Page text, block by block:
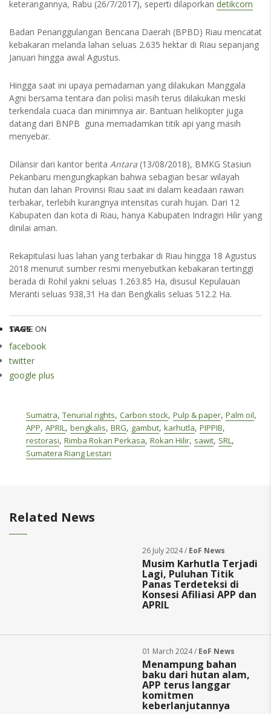
keterangannya, Rabu (26/7/2017), seperti dilaporkan detikcom
Badan Penanggulangan Bencana Daerah (BPBD) Riau mencatat
kebakaran melanda lahan seluas 2.635 hektar di Riau sepanjang
Januari hingga awal Agustus.
Hingga saat ini upaya pemadaman yang dilakukan Manggala
Agni bersama tentara dan polisi masih terus dilakukan meski
terkendala cuaca dan minimnya air. Bantuan helikopter juga
datang dari BNPB guna memadamkan titik api yang masih
menyebar.
Dilansir dari kantor berita Antara (13/08/2018), BMKG Stasiun
Pekanbaru mengungkapkan bahwa sebagian besar wilayah
hutan dan lahan Provinsi Riau saat ini dalam keadaan rawan
terbakar, terlebih kurangnya intensitas curah hujan. Dari 12
Kabupaten dan kota di Riau, hanya Kabupaten Indragiri Hilir yang
dinilai aman.
Rekapitulasi luas lahan yang terbakar di Riau hingga 18 Agustus
2018 menurut sumber resmi menyebutkan kebakaran tertinggi
berada di Rohil yakni seluas 1.263.85 Ha, disusul Kepulauan
Meranti seluas 938,31 Ha dan Bengkalis seluas 512.2 Ha.
SHARE ON
facebook
twitter
google plus
TAGS
Sumatra, Tenurial rights, Carbon stock, Pulp & paper, Palm oil,
APP, APRIL, bengkalis, BRG, gambut, karhutla, PIPPIB,
restorasi, Rimba Rokan Perkasa, Rokan Hilir, sawit, SRL,
Sumatera Riang Lestari
Related News
26 July 2024 / EoF News
Musim Karhutla Terjadi
Lagi, Puluhan Titik
Panas Terdeteksi di
Konsesi Afiliasi APP dan
APRIL
01 March 2024 / EoF News
Menampung bahan
baku dari hutan alam,
APP terus langgar
komitmen
keberlanjutannya